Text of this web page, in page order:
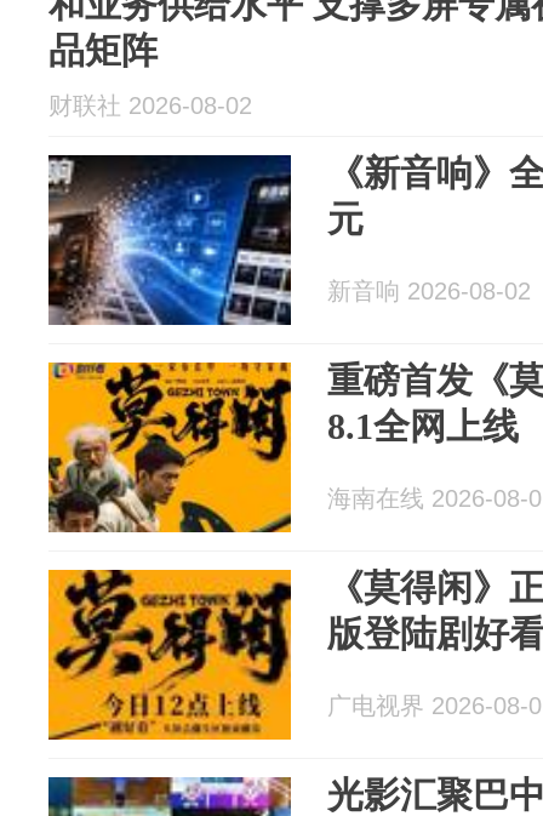
品矩阵
财联社 2026-08-02
《新音响》
元
新音响 2026-08-02
重磅首发《
8.1全网上线
海南在线 2026-08-
《莫得闲》
版登陆剧好
广电视界 2026-08-
光影汇聚巴